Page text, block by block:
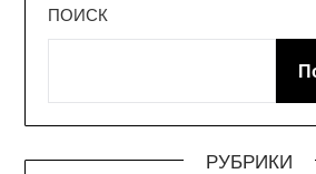
ПОИСК
РУБРИКИ